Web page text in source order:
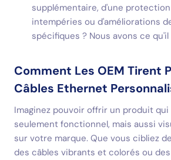
supplémentaire, d'une
intempéries ou d'améliorations
spécifiques ? Nous avons ce
Comment Les OEM Tirent
Câbles Ethernet
Imaginez pouvoir offrir un produit qui
seulement fonctionnel, mais aussi
sur votre marque. Que vous cibliez
des câbles vibrants et colorés ou